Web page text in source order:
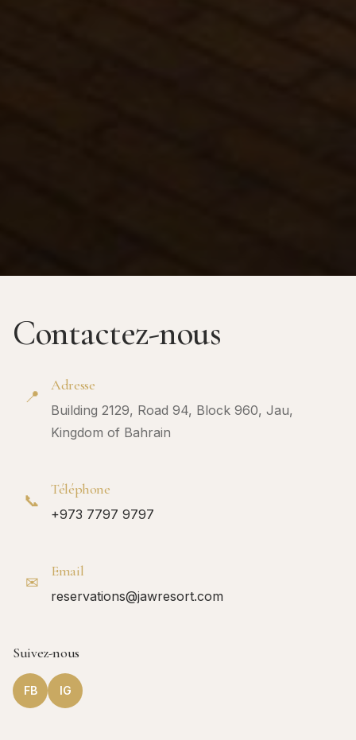
Contactez-nous
📍
Adresse
Building 2129, Road 94, Block 960, Jau,
Kingdom of Bahrain
📞
Téléphone
+973 7797 9797
✉
Email
reservations@jawresort.com
Suivez-nous
FB IG